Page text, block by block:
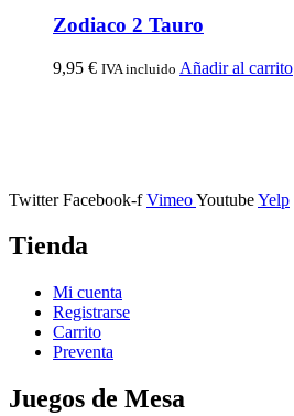
Zodiaco 2 Tauro
9,95 € IVA incluido Añadir al carrito
Twitter Facebook-f VimeoYoutubeYelp
Tienda
Mi cuenta
Registrarse
Carrito
Preventa
Juegos de Mesa